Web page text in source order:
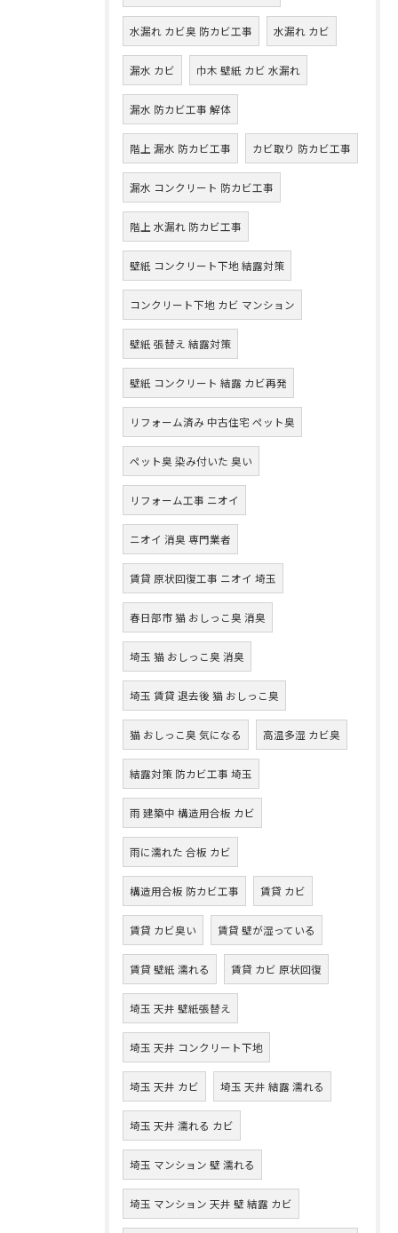
水漏れ カビ臭 防カビ工事 水漏れ カビ
漏水 カビ 巾木 壁紙 カビ 水漏れ
漏水 防カビ工事 解体
階上 漏水 防カビ工事 カビ取り 防カビ工事
漏水 コンクリート 防カビ工事
階上 水漏れ 防カビ工事
壁紙 コンクリート下地 結露対策
コンクリート下地 カビ マンション
壁紙 張替え 結露対策
壁紙 コンクリート 結露 カビ再発
リフォーム済み 中古住宅 ペット臭
ペット臭 染み付いた 臭い
リフォーム工事 ニオイ
ニオイ 消臭 専門業者
賃貸 原状回復工事 ニオイ 埼玉
春日部市 猫 おしっこ臭 消臭
埼玉 猫 おしっこ臭 消臭
埼玉 賃貸 退去後 猫 おしっこ臭
猫 おしっこ臭 気になる 高温多湿 カビ臭
結露対策 防カビ工事 埼玉
雨 建築中 構造用合板 カビ
雨に濡れた 合板 カビ
構造用合板 防カビ工事 賃貸 カビ
賃貸 カビ臭い 賃貸 壁が湿っている
賃貸 壁紙 濡れる 賃貸 カビ 原状回復
埼玉 天井 壁紙張替え
埼玉 天井 コンクリート下地
埼玉 天井 カビ 埼玉 天井 結露 濡れる
埼玉 天井 濡れる カビ
埼玉 マンション 壁 濡れる
埼玉 マンション 天井 壁 結露 カビ